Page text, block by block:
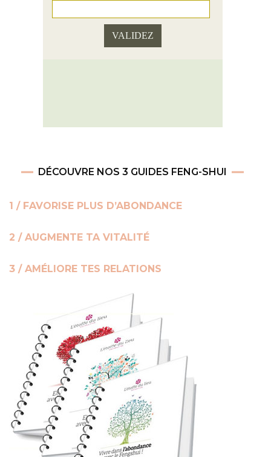
DÉCOUVRE NOS 3 GUIDES FENG-SHUI
1 / FAVORISE PLUS D’ABONDANCE
2 / AUGMENTE TA VITALITÉ
3 / AMÉLIORE TES RELATIONS